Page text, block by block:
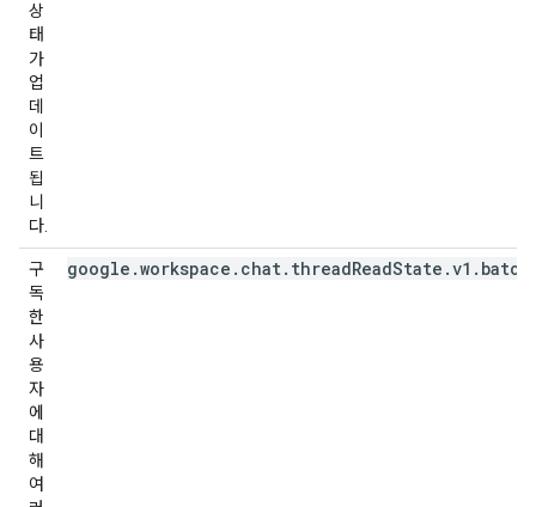
상
태
가
업
데
이
트
됩
니
다.
구
독
한
사
용
자
에
대
해
여